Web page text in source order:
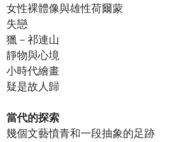
女性裸體像與雄性荷爾蒙
失戀
獵－祁連山
靜物與心境
小時代繪畫
疑是故人歸
當代的探索
幾個文藝憤青和一段抽象的足跡